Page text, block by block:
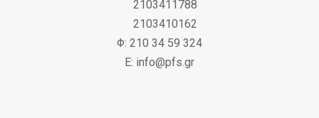
2103411788
2103410162
Φ: 210 34 59 324
Ε: info@pfs.gr